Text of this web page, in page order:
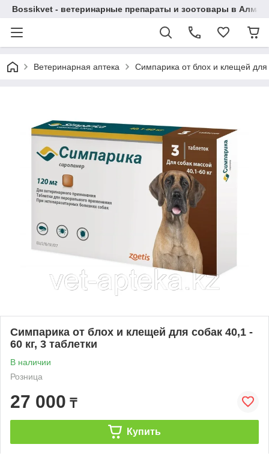
Bossikvet - ветеринарные препараты и зоотовары в
Ветеринарная аптека Симпарика от блох и клещей для
Симпарика от блох и клещей для собак 40,1 -
60 кг, 3 таблетки
В наличии
Розница
27 000 ₸
Купить